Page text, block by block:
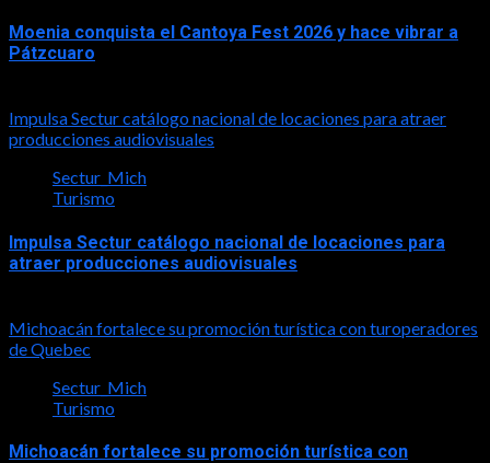
Moenia conquista el Cantoya Fest 2026 y hace vibrar a
Pátzcuaro
Impulsa Sectur catálogo nacional de locaciones para atraer
producciones audiovisuales
Sectur_Mich
Turismo
Impulsa Sectur catálogo nacional de locaciones para
atraer producciones audiovisuales
Michoacán fortalece su promoción turística con turoperadores
de Quebec
Sectur_Mich
Turismo
Michoacán fortalece su promoción turística con